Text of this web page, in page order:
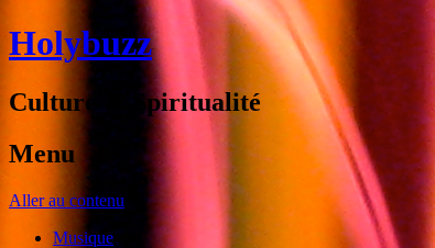
Holybuzz
Culture & Spiritualité
Menu
Aller au contenu
Musique